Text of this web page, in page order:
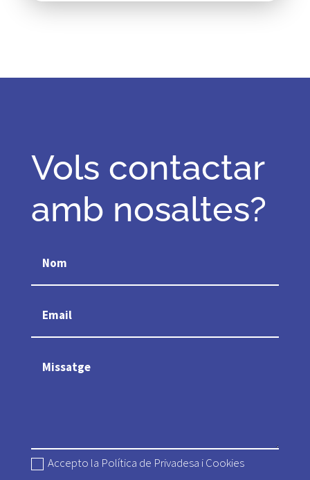
Vols contactar
amb nosaltes?
Accepto la Política de Privadesa i Cookies